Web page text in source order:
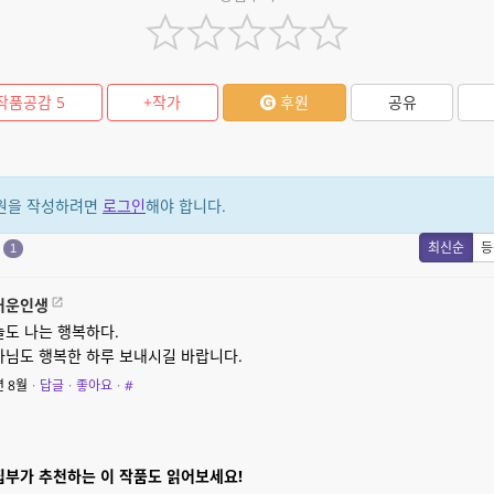
품공감 5 +작가 후원 공유
을 작성하려면 로그인해야 합니다.
최신순
1
운인생
도 나는 행복하다.
님도 행복한 하루 보내시길 바랍니다.
8월 · 답글 · 좋아요 · #
부가 추천하는 이 작품도 읽어보세요!